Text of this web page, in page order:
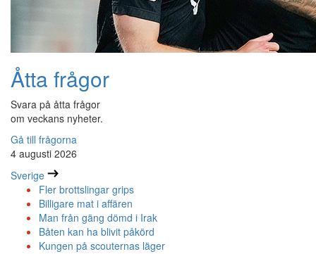
Åtta frågor
Svara på åtta frågor
om veckans nyheter.
Gå till frågorna
4 augusti 2026
Sverige
Fler brottslingar grips
Billigare mat i affären
Man från gäng dömd i Irak
Båten kan ha blivit påkörd
Kungen på scouternas läger